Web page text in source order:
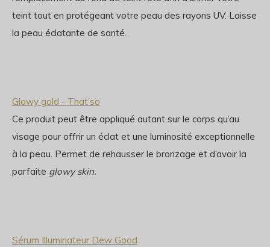
teint tout en protégeant votre peau des rayons UV. Laisse
la peau éclatante de santé.
Glowy gold - That’so
Ce produit peut être appliqué autant sur le corps qu’au
visage pour offrir un éclat et une luminosité exceptionnelle
à la peau. Permet de rehausser le bronzage et d’avoir la
parfaite glowy skin.
Sérum Illuminateur Dew Good